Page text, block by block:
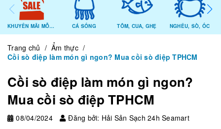
KHUYẾN MÃI MỖI NGÀY CÁ SỐNG TÔM, CUA, GHẸ NGHÊU, SÒ, ỐC
Trang chủ / Ẩm thực /
Cồi sò điệp làm món gì ngon? Mua cồi sò điệp TPHCM
Cồi sò điệp làm món gì ngon?
Mua cồi sò điệp TPHCM
08/04/2024
Đăng bởi: Hải Sản Sạch 24h Seamart